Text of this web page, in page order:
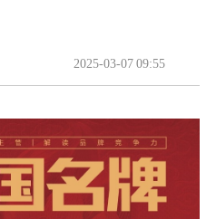
2025-03-07 09:55